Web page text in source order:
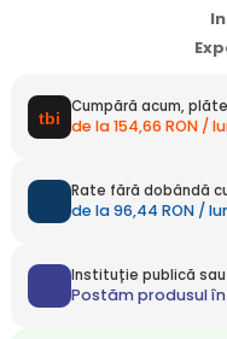
Cumpără acum,
de la 154,66 RON /
Rate fără dobândă
de la 96,44 RON /
Instituție publică
Postăm produsul în